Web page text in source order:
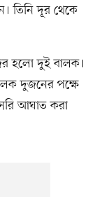
তিনি দূর থেকে
হলো দুই বালক।
দুজনের পক্ষে
আঘাত করা